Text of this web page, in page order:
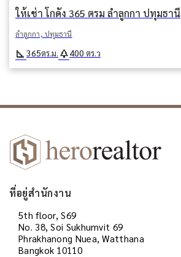
ให้เช่า โกดัง 365 ตรม ลำลูกกา ปทุมธานี
ลำลูกกา, ปทุมธานี
square_foot 365ตร.ม. park400 ตร.ว
ที่อยู่สำนักงาน
5th floor, S69
No. 38, Soi Sukhumvit 69
Phrakhanong Nuea, Watthana
Bangkok 10110